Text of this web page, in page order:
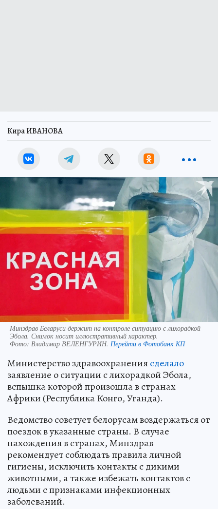
Кира ИВАНОВА
Минздрав Беларуси держит на контроле ситуацию с лихорадкой
Эбола. Снимок носит иллюстративный характер.
Фото: Владимир ВЕЛЕНГУРИН. Перейти в Фотобанк КП
Министерство здравоохранениясделало
заявление о ситуации с лихорадкой Эбола,
вспышка которой произошла в странах
Африки (Республика Конго, Уганда).
Ведомство советует белорусам воздержаться от
поездок в указанные страны. В случае
нахождения в странах, Минздрав
рекомендует соблюдать правила личной
гигиены, исключить контакты с дикими
животными, а также избежать контактов с
людьми с признаками инфекционных
заболеваний.